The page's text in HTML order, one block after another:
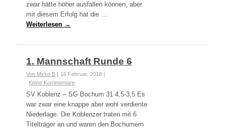
zwar hätte höher ausfallen können, aber
mit diesem Erfolg hat die …
Weiterlesen →
1. Mannschaft Runde 6
Von Mirko B
16 Februar, 2018
Keine Kommentare
SV Koblenz – SG Bochum 31 4,5-3,5 Es
war zwar eine knappe aber wohl verdiente
Niederlage. Die Koblenzer traten mit 6
Titelträger an und waren den Bochumern